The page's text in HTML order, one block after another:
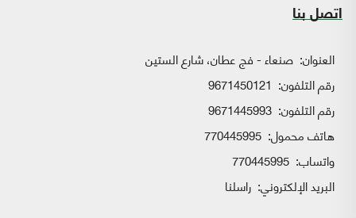
اتصل بنا
العنوان: صنعاء - فج عطان، شارع الستين
رقم التلفون: 9671450121
رقم التلفون: 9671445993
هاتف محمول: 770445995
واتساب:
البريد الإلكتروني: راسلنا